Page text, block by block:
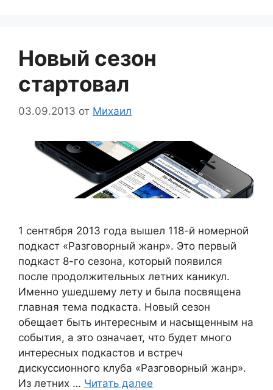
Новый сезон
стартовал
03.09.2013 от Михаил
1 сентября 2013 года вышел 118-й номерной
подкаст «Разговорный жанр». Это первый
подкаст 8-го сезона, который появился
после продолжительных летних каникул.
Именно ушедшему лету и была посвящена
главная тема подкаста. Новый сезон
обещает быть интересным и насыщенным на
события, а это означает, что будет много
интересных подкастов и встреч
дискуссионного клуба «Разговорный жанр».
Из летних … Читать далее